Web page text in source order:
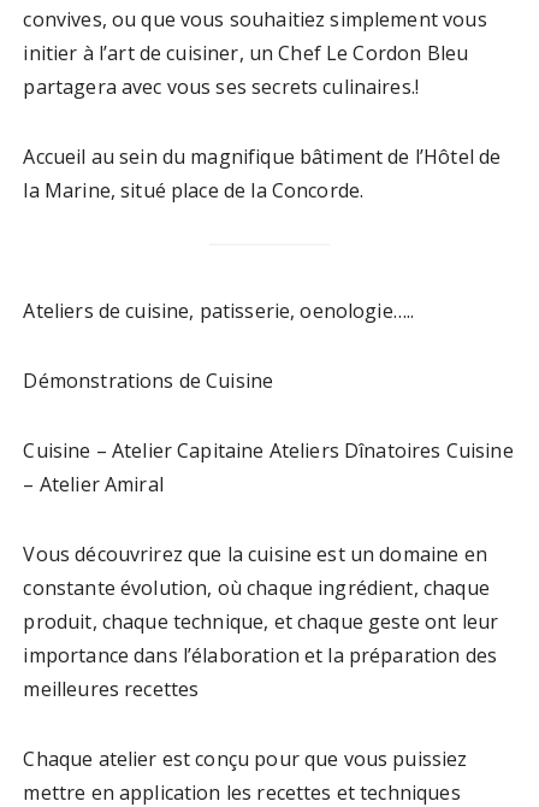
convives, ou que vous souhaitiez simplement vous
initier à l’art de cuisiner, un Chef Le Cordon Bleu
partagera avec vous ses secrets culinaires.!
Accueil au sein du magnifique bâtiment de l’Hôtel de
la Marine, situé place de la Concorde.
Ateliers de cuisine, patisserie, oenologie…..
Démonstrations de Cuisine
Cuisine – Atelier Capitaine Ateliers Dînatoires Cuisine
– Atelier Amiral
Vous découvrirez que la cuisine est un domaine en
constante évolution, où chaque ingrédient, chaque
produit, chaque technique, et chaque geste ont leur
importance dans l’élaboration et la préparation des
meilleures recettes
Chaque atelier est conçu pour que vous puissiez
mettre en application les recettes et techniques